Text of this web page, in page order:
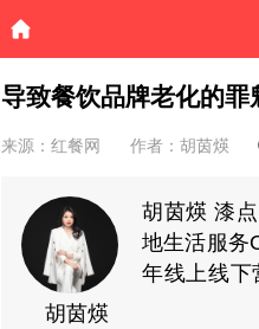
导致餐饮品牌老化的罪
来源：红餐网 作者：胡茵煐
胡茵煐
胡茵煐 漆
地生活服务
年线上线下